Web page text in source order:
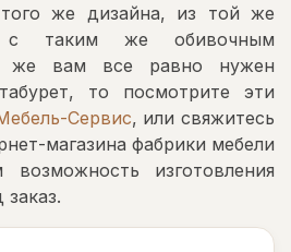
же дизайна, из той же
с таким же обивочным
же вам все равно нужен
то посмотрите эти
Сервис, или свяжитесь
магазина фабрики мебели
изготовления
заказ.